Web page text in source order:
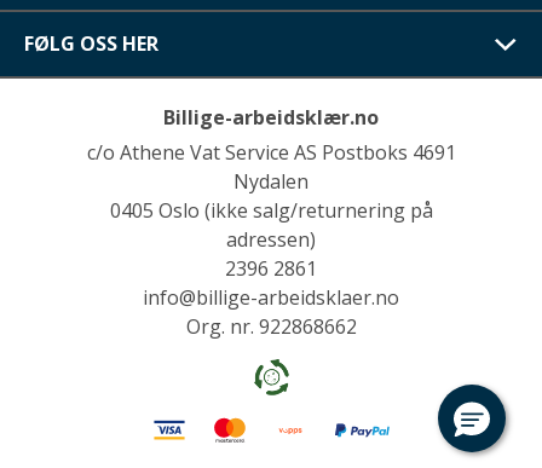
FØLG OSS HER
Billige-arbeidsklær.no
c/o Athene Vat Service AS Postboks 4691
Nydalen
0405 Oslo (ikke salg/returnering på
adressen)
2396 2861
info@billige-arbeidsklaer.no
Org. nr. 922868662